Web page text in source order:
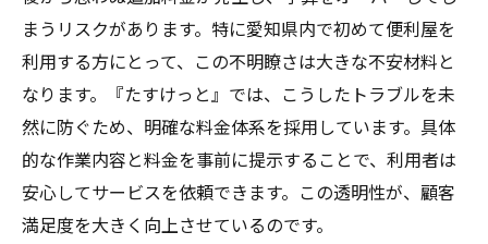
まうリスクがあります。特に愛知県内で初めて便利屋を
利用する方にとって、この不明瞭さは大きな不安材料と
なります。『たすけっと』では、こうしたトラブルを未
然に防ぐため、明確な料金体系を採用しています。具体
的な作業内容と料金を事前に提示することで、利用者は
安心してサービスを依頼できます。この透明性が、顧客
満足度を大きく向上させているのです。